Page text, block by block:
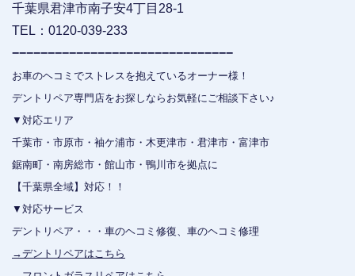
千葉県君津市南子安4丁目28-1
TEL：0120-039-233
−−−−−−−−−−−−−−−−−−−−−−−−−−−−−−−
お車のヘコミでストレスを抱えているオーナー様！
デントリペア専門店をお探しならお気軽にご相談下さい♪
▼対応エリア
千葉市・市原市・袖ケ浦市・木更津市・君津市・富津市
鋸南町・南房総市・館山市・鴨川市を拠点に
【千葉県全域】対応！！
▼対応サービス
デントリペア・・・車のヘコミ修復、車のヘコミ修理
→デントリペアはこちら